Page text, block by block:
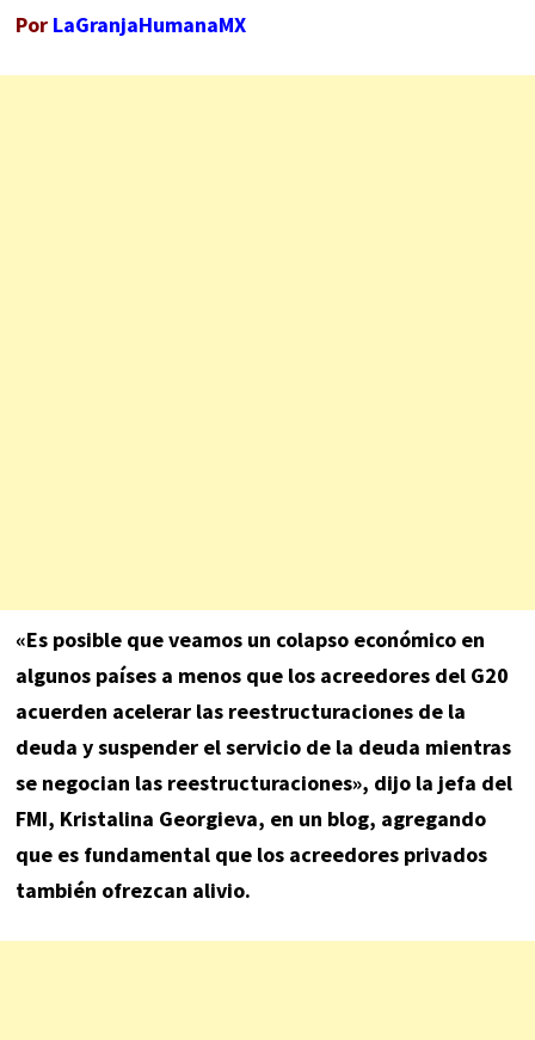
Por LaGranjaHumanaMX
«Es posible que veamos un colapso económico en
algunos países a menos que los acreedores del G20
acuerden acelerar las reestructuraciones de la
deuda y suspender el servicio de la deuda mientras
se negocian las reestructuraciones», dijo la jefa del
FMI, Kristalina Georgieva, en un blog, agregando
que es fundamental que los acreedores privados
también ofrezcan alivio.